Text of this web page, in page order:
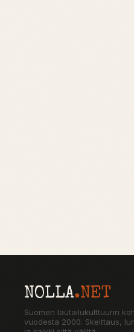
NOLLA.NET
Suomen lautailukulttuurin
vuodesta 2000. Skeittaus,